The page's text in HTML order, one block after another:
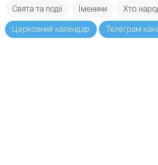
Свята та події Іменини Хто
Церковний календар Телеграм